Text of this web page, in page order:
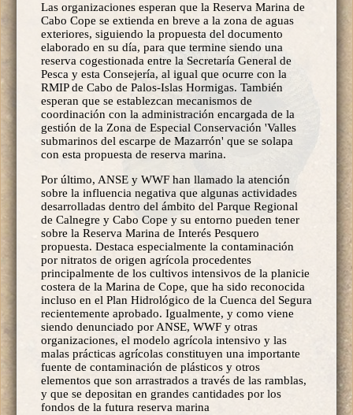
Las organizaciones esperan que la Reserva Marina de
Cabo Cope se extienda en breve a la zona de aguas
exteriores, siguiendo la propuesta del documento
elaborado en su día, para que termine siendo una
reserva cogestionada entre la Secretaría General de
Pesca y esta Consejería, al igual que ocurre con la
RMIP de Cabo de Palos-Islas Hormigas. También
esperan que se establezcan mecanismos de
coordinación con la administración encargada de la
gestión de la Zona de Especial Conservación 'Valles
submarinos del escarpe de Mazarrón' que se solapa
con esta propuesta de reserva marina.
Por último, ANSE y WWF han llamado la atención
sobre la influencia negativa que algunas actividades
desarrolladas dentro del ámbito del Parque Regional
de Calnegre y Cabo Cope y su entorno pueden tener
sobre la Reserva Marina de Interés Pesquero
propuesta. Destaca especialmente la contaminación
por nitratos de origen agrícola procedentes
principalmente de los cultivos intensivos de la planicie
costera de la Marina de Cope, que ha sido reconocida
incluso en el Plan Hidrológico de la Cuenca del Segura
recientemente aprobado. Igualmente, y como viene
siendo denunciado por ANSE, WWF y otras
organizaciones, el modelo agrícola intensivo y las
malas prácticas agrícolas constituyen una importante
fuente de contaminación de plásticos y otros
elementos que son arrastrados a través de las ramblas,
y que se depositan en grandes cantidades por los
fondos de la futura reserva marina